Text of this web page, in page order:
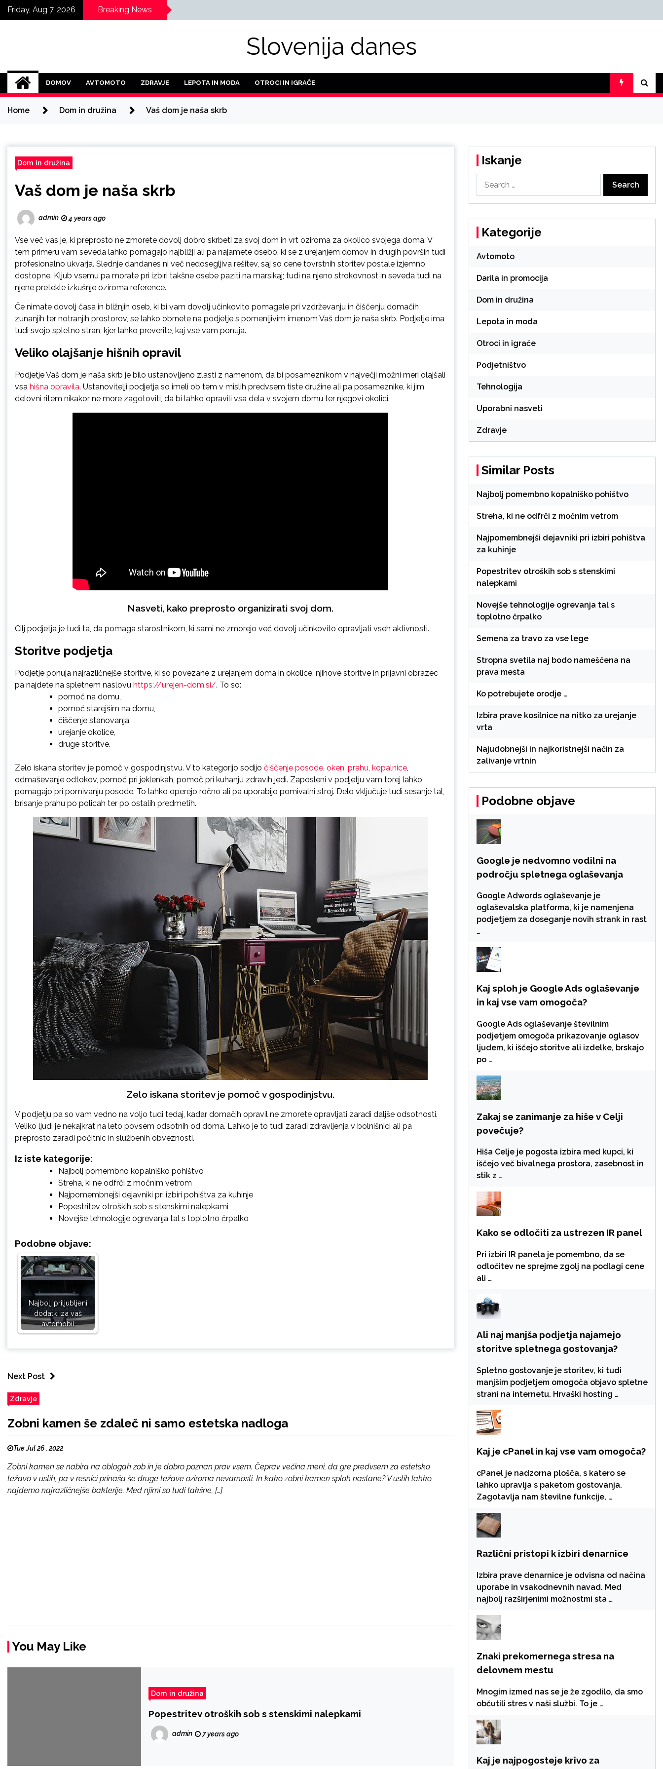
SkipFriday, Aug 7, 2026 Breaking News
Slovenija danes
DOMOV AVTOMOTO ZDRAVJE LEPOTA IN MODA OTROCI IN IGRAČE
Home Dom in družina Vaš dom je naša skrb
Dom in družina
Vaš dom je naša skrb
admin 4 years ago
Vse več vas je, ki preprosto ne zmorete dovolj dobro skrbeti za svoj dom in vrt oziroma za okolico svojega doma. V
tem primeru vam seveda lahko pomagajo najbližji ali pa najamete osebo, ki se z urejanjem domov in drugih površin tudi
profesionalno ukvarja. Slednje dandanes ni več nedosegljiva rešitev, saj so cene tovrstnih storitev postale izjemno
dostopne. Kljub vsemu pa morate pri izbiri takšne osebe paziti na marsikaj; tudi na njeno strokovnost in seveda tudi na
njene pretekle izkušnje oziroma reference.
Če nimate dovolj časa in bližnjih oseb, ki bi vam dovolj učinkovito pomagale pri vzdrževanju in čiščenju domačih
zunanjih ter notranjih prostorov, se lahko obrnete na podjetje s pomenljivim imenom Vaš dom je naša skrb. Podjetje ima
tudi svojo spletno stran, kjer lahko preverite, kaj vse vam ponuja.
Veliko olajšanje hišnih opravil
Podjetje Vaš dom je naša skrb je bilo ustanovljeno zlasti z namenom, da bi posameznikom v največji možni meri olajšali
vsa hišna opravila. Ustanovitelji podjetja so imeli ob tem v mislih predvsem tiste družine ali pa posameznike, ki jim
delovni ritem nikakor ne more zagotoviti, da bi lahko opravili vsa dela v svojem domu ter njegovi okolici.
Nasveti, kako preprosto organizirati svoj dom.
Cilj podjetja je tudi ta, da pomaga starostnikom, ki sami ne zmorejo več dovolj učinkovito opravljati vseh aktivnosti.
Storitve podjetja
Podjetje ponuja najrazličnejše storitve, ki so povezane z urejanjem doma in okolice, njihove storitve in prijavni obrazec
pa najdete na spletnem naslovu https://urejen-dom.si/. To so:
pomoč na domu,
pomoč starejšim na domu,
čiščenje stanovanja,
urejanje okolice,
druge storitve.
Zelo iskana storitev je pomoč v gospodinjstvu. V to kategorijo sodijo čiščenje posode, oken, prahu, kopalnice,
odmaševanje odtokov, pomoč pri jeklenkah, pomoč pri kuhanju zdravih jedi. Zaposleni v podjetju vam torej lahko
pomagajo pri pomivanju posode. To lahko operejo ročno ali pa uporabijo pomivalni stroj. Delo vključuje tudi sesanje tal,
brisanje prahu po policah ter po ostalih predmetih.
Zelo iskana storitev je pomoč v gospodinjstvu.
V podjetju pa so vam vedno na voljo tudi tedaj, kadar domačih opravil ne zmorete opravljati zaradi daljše odsotnosti.
Veliko ljudi je nekajkrat na leto povsem odsotnih od doma. Lahko je to tudi zaradi zdravljenja v bolnišnici ali pa
preprosto zaradi počitnic in službenih obveznosti.
Iz iste kategorije:
Najbolj pomembno kopalniško pohištvo
Streha, ki ne odfrči z močnim vetrom
Najpomembnejši dejavniki pri izbiri pohištva za kuhinje
Popestritev otroških sob s stenskimi nalepkami
Novejše tehnologije ogrevanja tal s toplotno črpalko
Podobne objave:
Najbolj priljubljeni
dodatki za vaš
avtomobil
Next Post
Zdravje
Zobni kamen še zdaleč ni samo estetska nadloga
Tue Jul 26 , 2022
Zobni kamen se nabira na oblogah zob in je dobro poznan prav vsem. Čeprav večina meni, da gre predvsem za estetsko
težavo v ustih, pa v resnici prinaša še druge težave oziroma nevarnosti. In kako zobni kamen sploh nastane? V ustih lahko
najdemo najrazličnejše bakterije. Med njimi so tudi takšne, […]
You May Like
Dom in družina
Popestritev otroških sob s stenskimi nalepkami
admin 7 years ago
Iskanje
for:
Kategorije
Avtomoto
Darila in promocija
Dom in družina
Lepota in moda
Otroci in igrače
Podjetništvo
Tehnologija
Uporabni nasveti
Zdravje
Similar Posts
Najbolj pomembno kopalniško pohištvo
Streha, ki ne odfrči z močnim vetrom
Najpomembnejši dejavniki pri izbiri pohištva
za kuhinje
Popestritev otroških sob s stenskimi
nalepkami
Novejše tehnologije ogrevanja tal s
toplotno črpalko
Semena za travo za vse lege
Stropna svetila naj bodo nameščena na
prava mesta
Ko potrebujete orodje …
Izbira prave kosilnice na nitko za urejanje
vrta
Najudobnejši in najkoristnejši način za
zalivanje vrtnin
Podobne objave
Google je nedvomno vodilni na
področju spletnega oglaševanja
Google Adwords oglaševanje je
oglaševalska platforma, ki je namenjena
podjetjem za doseganje novih strank in rast
…
Kaj sploh je Google Ads oglaševanje
in kaj vse vam omogoča?
Google Ads oglaševanje številnim
podjetjem omogoča prikazovanje oglasov
ljudem, ki iščejo storitve ali izdelke, brskajo
po …
Zakaj se zanimanje za hiše v Celji
povečuje?
Hiša Celje je pogosta izbira med kupci, ki
iščejo več bivalnega prostora, zasebnost in
stik z …
Kako se odločiti za ustrezen IR panel
Pri izbiri IR panela je pomembno, da se
odločitev ne sprejme zgolj na podlagi cene
ali …
Ali naj manjša podjetja najamejo
storitve spletnega gostovanja?
Spletno gostovanje je storitev, ki tudi
manjšim podjetjem omogoča objavo spletne
strani na internetu. Hrvaški hosting …
Kaj je cPanel in kaj vse vam omogoča?
cPanel je nadzorna plošča, s katero se
lahko upravlja s paketom gostovanja.
Zagotavlja nam številne funkcije, …
Različni pristopi k izbiri denarnice
Izbira prave denarnice je odvisna od načina
uporabe in vsakodnevnih navad. Med
najbolj razširjenimi možnostmi sta …
Znaki prekomernega stresa na
delovnem mestu
Mnogim izmed nas se je že zgodilo, da smo
občutili stres v naši službi. To je …
Kaj je najpogosteje krivo za